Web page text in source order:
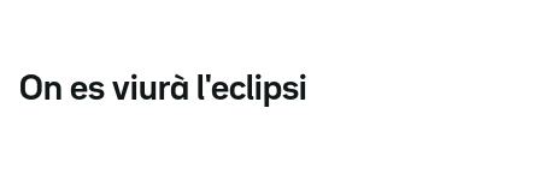
On es viurà l'eclipsi